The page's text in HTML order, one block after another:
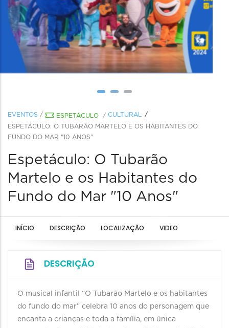
EVENTOS / ESPETÁCULO / CULTURAL
ESPETÁCULO: O TUBARÃO MARTELO E OS HABITANTES DO
FUNDO DO MAR "10 ANOS"
Espetáculo: O Tubarão
Martelo e os Habitantes do
Fundo do Mar "10 Anos"
INÍCIO DESCRIÇÃO LOCALIZAÇÃO VIDEO
DESCRIÇÃO
O musical infantil “O Tubarão Martelo e os habitantes
do fundo do mar” celebra 10 anos do personagem que
encanta a crianças e toda a família, em única